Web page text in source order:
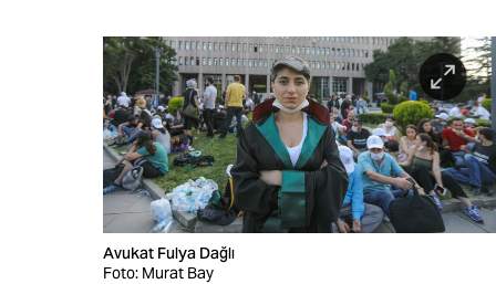
Avukat Fulya Dağlı
Foto: Murat Bay